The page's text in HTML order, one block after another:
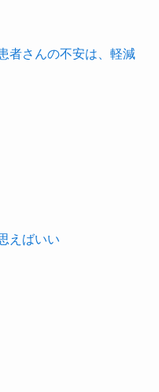
者さんの不安は、軽減
えばいい